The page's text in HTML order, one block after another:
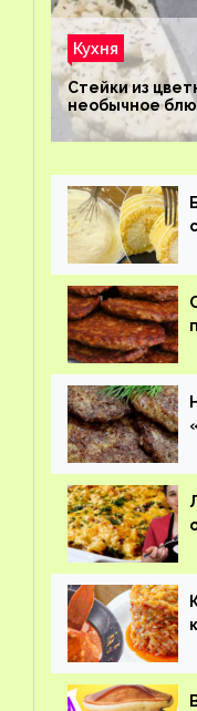
Кухня
Стейки из
необычное